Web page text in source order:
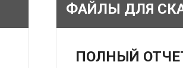
ФАЙЛЫ ДЛЯ
ПОЛНЫЙ